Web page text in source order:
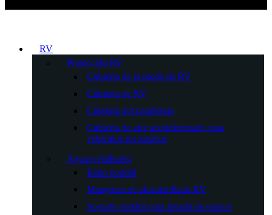
RV
Protección RV
Cubierta de la rueda de RV
Cubierta de RV
Cubierta del parabrisas
Cubierta de aire acondicionado para
vehículos recreativos
Aguas residuales
Baño portátil
Manguera de alcantarillado RV
Soporte portátil para lavado de manos